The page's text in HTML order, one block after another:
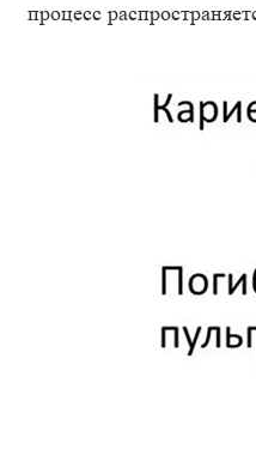
процесс